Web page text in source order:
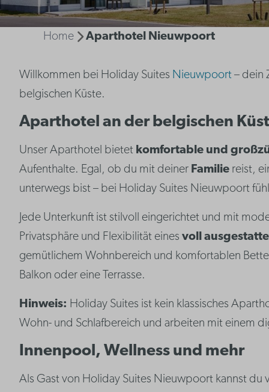
Home Aparthotel Nieuwpoort
Willkommen bei Holiday Suites Nieuwpoort– dein
belgischen Küste.
Aparthotel an der belgischen
Unser Aparthotel bietet komfortable und
Aufenthalte. Egal, ob du mit deiner Familie reist,
unterwegs bist – bei Holiday Suites Nieuwpoort
Jede Unterkunft ist stilvoll eingerichtet und mit
Privatsphäre und Flexibilität einesvoll
gemütlichem Wohnbereich und komfortablen
Balkon oder eine Terrasse.
Hinweis: Holiday Suites ist kein klassisches
Wohn- und Schlafbereich und arbeiten mit einem
Innenpool, Wellness und mehr
Als Gast von Holiday Suites Nieuwpoort kannst du